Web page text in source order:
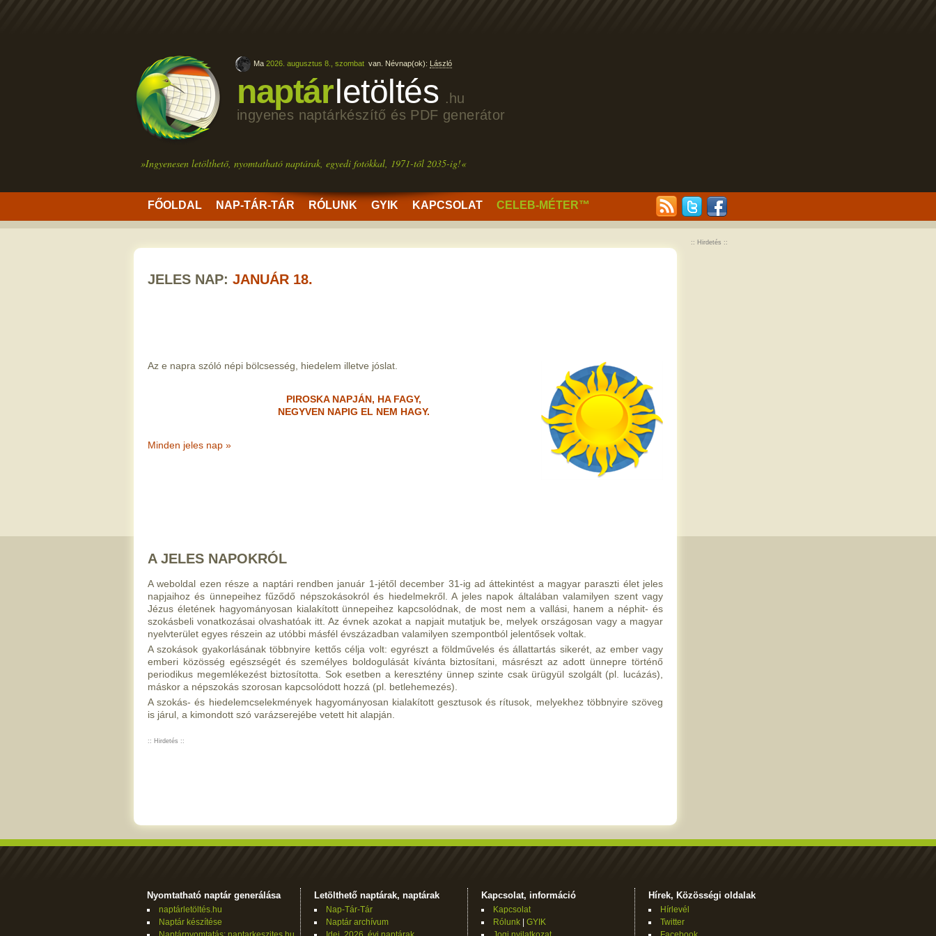
naptárletöltés .hu
ingyenes naptárkészítő és PDF generátor
»Ingyenesen letölthető, nyomtatható naptárak, egyedi fotókkal, 1971-től 2035-ig!«
FŐOLDAL NAP-TÁR-TÁR RÓLUNK GYIK KAPCSOLAT CELEB-MÉTER™
Ma 2026. augusztus 8., szombat van. Névnap(ok): László
JELES NAP: JANUÁR 18.
Az e napra szóló népi bölcsesség, hiedelem illetve jóslat.
PIROSKA NAPJÁN, HA FAGY,
NEGYVEN NAPIG EL NEM HAGY.
Minden jeles nap »
A JELES NAPOKRÓL
A weboldal ezen része a naptári rendben január 1-jétől december 31-ig ad áttekintést a magyar paraszti élet jeles
napjaihoz és ünnepeihez fűződő népszokásokról és hiedelmekről. A jeles napok általában valamilyen szent vagy
Jézus életének hagyományosan kialakított ünnepeihez kapcsolódnak, de most nem a vallási, hanem a néphit- és
szokásbeli vonatkozásai olvashatóak itt. Az évnek azokat a napjait mutatjuk be, melyek országosan vagy a magyar
nyelvterület egyes részein az utóbbi másfél évszázadban valamilyen szempontból jelentősek voltak.
A szokások gyakorlásának többnyire kettős célja volt: egyrészt a földművelés és állattartás sikerét, az ember vagy
emberi közösség egészségét és személyes boldogulását kívánta biztosítani, másrészt az adott ünnepre történő
periodikus megemlékezést biztosította. Sok esetben a keresztény ünnep szinte csak ürügyül szolgált (pl. lucázás),
máskor a népszokás szorosan kapcsolódott hozzá (pl. betlehemezés).
A szokás- és hiedelemcselekmények hagyományosan kialakított gesztusok és rítusok, melyekhez többnyire szöveg
is járul, a kimondott szó varázserejébe vetett hit alapján.
:: Hirdetés ::
:: Hirdetés ::
Nyomtatható naptár generálása
naptárletöltés.hu
Naptár készítése
Letölthető naptárak, naptárak
Nap-Tár-Tár
Naptár archívum
Kapcsolat, információ
Kapcsolat
Rólunk
GYIK
Hírek, Közösségi oldalak
Hírlevél
Twitter